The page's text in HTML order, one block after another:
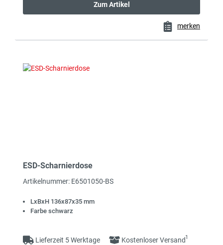
Zum Artikel
merken
ESD-Scharnierdose
Artikelnummer: E6501050-BS
LxBxH 136x87x35 mm
Farbe schwarz
Lieferzeit 5 Werktage Kostenloser Versand1